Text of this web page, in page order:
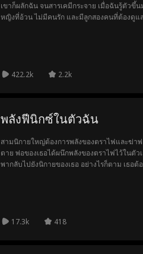
เขาก็ผลักฉัน จนสารเคมีกระจาย เมื่อฉันรู้ตัวขึ้
หญิงที่อ้วน ไม่มีคนรัก และมีลูกสองคนที่ต้องดูแ
422.2k
2.2k
พลังฟีนิกซ์ในตัวฉัน
สามนิกายใหญ่ต้องการพลังของตราไฟและฆ่า
ตาย พ่อของเธอได้ผนึกพลังของตราไฟไว้ในตัว
พากลับไปยังนิกายของเธอ อย่างไรก็ตาม เธอ
เกือบถูกฆ่า เธอทนไม่ไหวอีกต่อไปและปลดปล่
สถานการณ์และช่วยทุกคนไว้!
17.3k 418